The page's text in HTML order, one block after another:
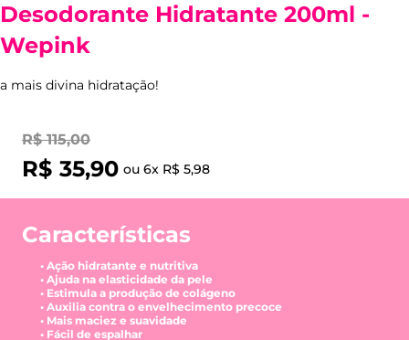
Desodorante Hidratante 200ml -
Wepink
a mais divina hidratação!
R$ 115,00
R$ 35,90 ou 6x R$ 5,98
Características
• Ação hidratante e nutritiva
• Ajuda na elasticidade da pele
• Estimula a produção de colágeno
• Auxilia contra o envelhecimento precoce
• Mais maciez e suavidade
• Fácil de espalhar